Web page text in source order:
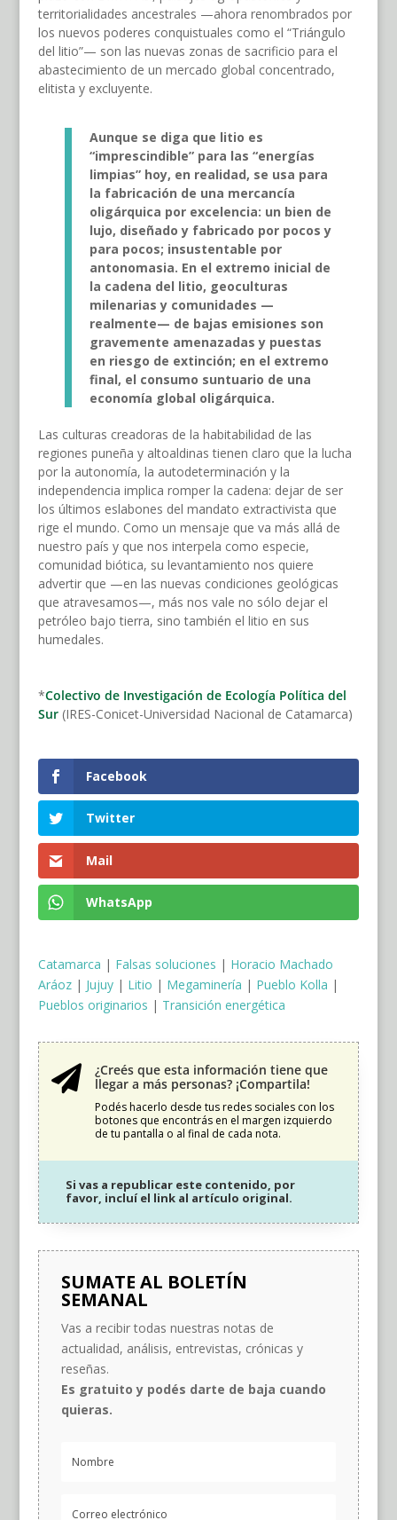
territorialidades ancestrales —ahora renombrados por
los nuevos poderes conquistuales como el “Triángulo
del litio”— son las nuevas zonas de sacrificio para el
abastecimiento de un mercado global concentrado,
elitista y excluyente.
Aunque se diga que litio es
“imprescindible” para las “energías
limpias” hoy, en realidad, se usa para
la fabricación de una mercancía
oligárquica por excelencia: un bien de
lujo, diseñado y fabricado por pocos y
para pocos; insustentable por
antonomasia. En el extremo inicial de
la cadena del litio, geoculturas
milenarias y comunidades —
realmente— de bajas emisiones son
gravemente amenazadas y puestas
en riesgo de extinción; en el extremo
final, el consumo suntuario de una
economía global oligárquica.
Las culturas creadoras de la habitabilidad de las
regiones puneña y altoaldinas tienen claro que la lucha
por la autonomía, la autodeterminación y la
independencia implica romper la cadena: dejar de ser
los últimos eslabones del mandato extractivista que
rige el mundo. Como un mensaje que va más allá de
nuestro país y que nos interpela como especie,
comunidad biótica, su levantamiento nos quiere
advertir que —en las nuevas condiciones geológicas
que atravesamos—, más nos vale no sólo dejar el
petróleo bajo tierra, sino también el litio en sus
humedales.
*Colectivo de Investigación de Ecología Política del
Sur(IRES-Conicet-Universidad Nacional de Catamarca)
Facebook
Twitter
Mail
WhatsApp
Catamarca | Falsas soluciones | Horacio Machado
Aráoz| Jujuy| Litio | Megaminería | Pueblo Kolla |
Pueblos originarios | Transición energética

¿Creés que esta información tiene que
llegar a más personas? ¡Compartila!
Podés hacerlo desde tus redes sociales con los
botones que encontrás en el margen izquierdo
de tu pantalla o al final de cada nota.
Si vas a republicar este contenido, por
favor, incluí el link al artículo original.
SUMATE AL BOLETÍN
SEMANAL
Vas a recibir todas nuestras notas de
actualidad, análisis, entrevistas, crónicas y
reseñas.
Es gratuito y podés darte de baja cuando
quieras.